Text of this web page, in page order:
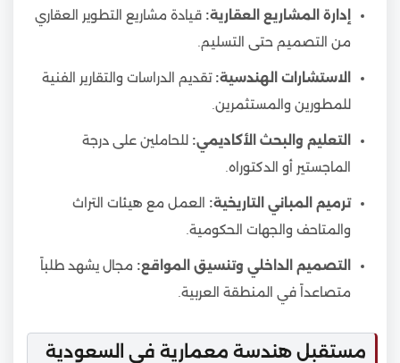
إدارة المشاريع العقارية: قيادة مشاريع التطوير العقاري
من التصميم حتى التسليم.
الاستشارات الهندسية: تقديم الدراسات والتقارير الفنية
للمطورين والمستثمرين.
التعليم والبحث الأكاديمي: للحاملين على درجة
الماجستير أو الدكتوراه.
ترميم المباني التاريخية: العمل مع هيئات التراث
والمتاحف والجهات الحكومية.
التصميم الداخلي وتنسيق المواقع: مجال يشهد طلباً
متصاعداً في المنطقة العربية.
مستقبل هندسة معمارية في السعودية